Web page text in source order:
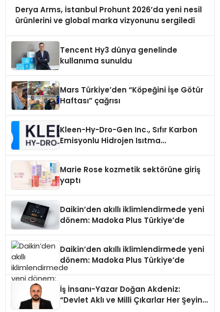
Derya Arms, İstanbul Prohunt 2026’da yeni nesil
ürünlerini ve global marka vizyonunu sergiledi
Tencent Hy3 dünya genelinde
kullanıma sunuldu
Mars Türkiye’den “Köpeğini İşe Götür
Haftası” çağrısı
Kleen-Hy-Dro-Gen Inc., Sıfır Karbon
Emisyonlu Hidrojen Isıtma
Marie Rose kozmetik sektörüne giriş
yaptı
Daikin’den akıllı iklimlendirmede yeni
dönem: Madoka Plus Türkiye’de
Daikin’den akıllı iklimlendirmede yeni
dönem: Madoka Plus Türkiye’de
İş İnsanı-Yazar Doğan Akdeniz:
“Devlet Aklı ve Milli Çıkarlar Her Şeyin